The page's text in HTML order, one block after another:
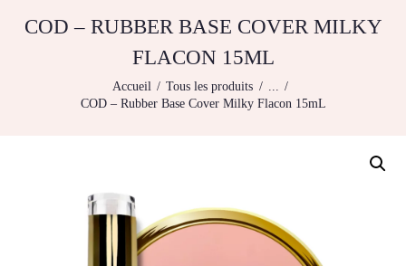
COD – RUBBER BASE COVER MILKY
FLACON 15ML
Accueil Tous les produits
...
COD – Rubber Base Cover Milky Flacon 15mL
NOS FORMATIONS
FORMATIONS
BOUTIQUE